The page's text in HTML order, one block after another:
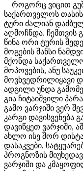
როგორც ვიცით
საქართველოს თასის
ტური ძალიან
აღმოჩნდა. ჩემთვის
წინა ორი ტურის
მოგების შანსი
მქონდა
მოპოვების, ანუ
მოვხვედრილიყავი
ადგილი უნდა
გია ჩიტაიშვილი
გამო ვარჯიში ვერ
კარგი
დავიწყეთ ვარჯიში,
ახლო ისე შორ
დასაკვები,
პროგნოზის
ვარჯიში და